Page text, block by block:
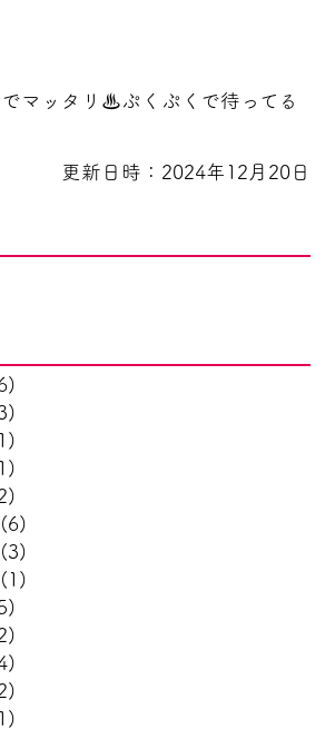
マッタリ♨ぷくぷくで待ってる
更新日時：2024年12月20日
(6)
(3)
(1)